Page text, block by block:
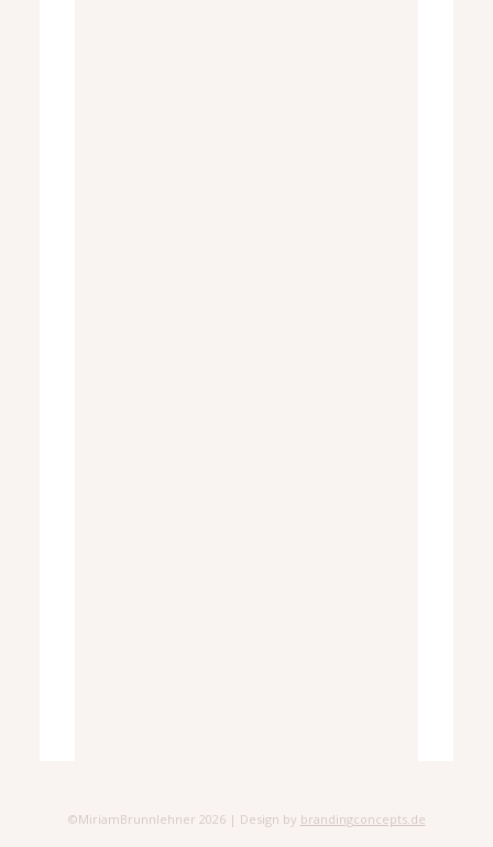
©MiriamBrunnlehner 2026 | Design by brandingconcepts.de